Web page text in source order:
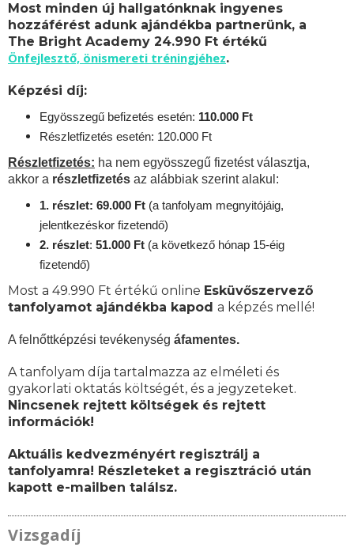
Most minden új hallgatónknak ingyenes
hozzáférést adunk ajándékba partnerünk, a
The Bright Academy 24.990 Ft értékű
Önfejlesztő, önismereti tréningjéhez.
Képzési díj:
Egyösszegű befizetés esetén: 110.000 Ft
Részletfizetés esetén: 120.000 Ft
Részletfizetés: ha nem egyösszegű fizetést választja,
akkor a részletfizetés az alábbiak szerint alakul:
1. részlet: 69.000 Ft (a tanfolyam megnyitójáig,
jelentkezéskor fizetendő)
2. részlet: 51.000 Ft (a következő hónap 15-éig
fizetendő)
Most a 49.990 Ft értékű online Esküvőszervező
tanfolyamot ajándékba kapod a képzés mellé!
A felnőttképzési tevékenység áfamentes.
A tanfolyam díja tartalmazza az elméleti és
gyakorlati oktatás költségét, és a jegyzeteket.
Nincsenek rejtett költségek és rejtett
információk!
Aktuális kedvezményért regisztrálj a
tanfolyamra! Részleteket a regisztráció után
kapott e-mailben találsz.
Vizsgadíj